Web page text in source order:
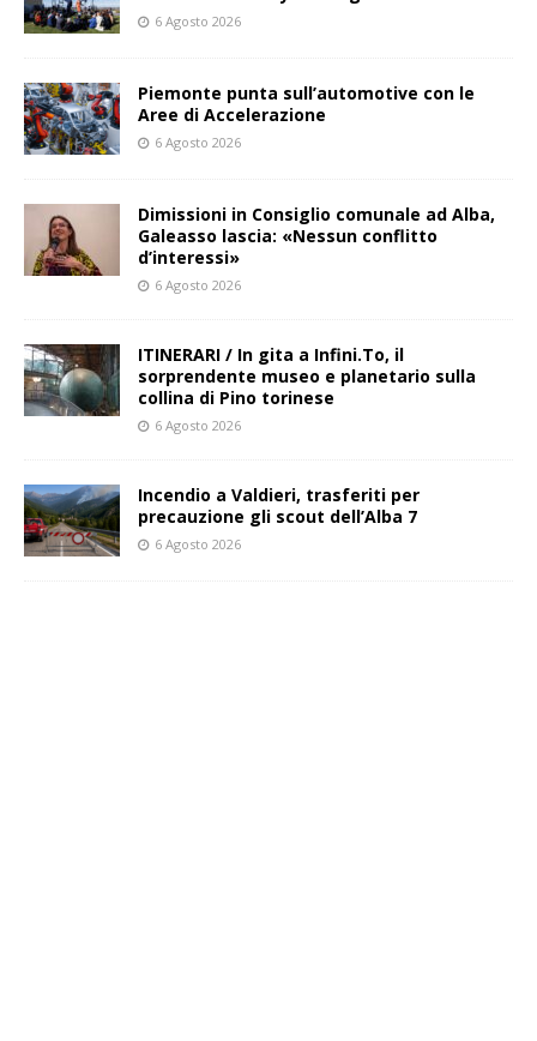
6 Agosto 2026
Piemonte punta sull’automotive con le
Aree di Accelerazione
6 Agosto 2026
Dimissioni in Consiglio comunale ad Alba,
Galeasso lascia: «Nessun conflitto
d’interessi»
6 Agosto 2026
ITINERARI / In gita a Infini.To, il
sorprendente museo e planetario sulla
collina di Pino torinese
6 Agosto 2026
Incendio a Valdieri, trasferiti per
precauzione gli scout dell’Alba 7
6 Agosto 2026